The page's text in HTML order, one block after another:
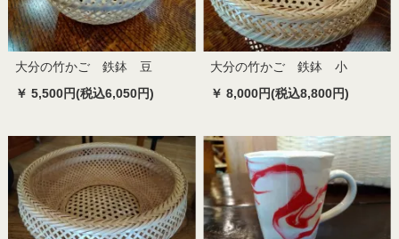
大分の竹かご 鉄鉢 豆
￥ 5,500円(税込6,050円)
大分の竹かご 鉄鉢 小
￥ 8,000円(税込8,800円)